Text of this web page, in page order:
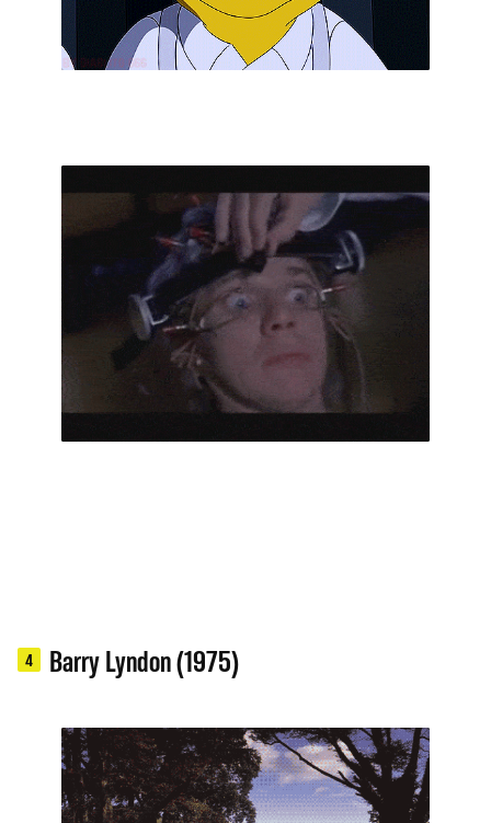
4 Barry Lyndon (1975)